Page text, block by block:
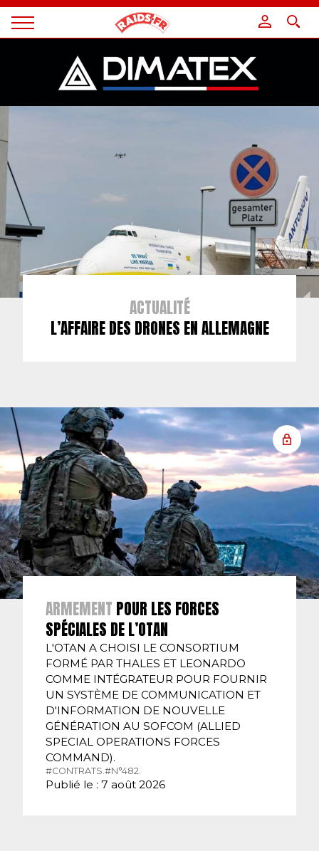
Magazine
ACTUALITÉ
L’AFFAIRE DES DRONES EN ALLEMAGNE
ARMEMENT POUR LES FORCES
SPÉCIALES DE L’OTAN
L'OTAN A CHOISI LE CONSORTIUM
FORMÉ PAR THALES ET LEONARDO
COMME INTÉGRATEUR POUR FOURNIR
UN SYSTÈME DE COMMUNICATION ET
D'INFORMATION DE NOUVELLE
GÉNÉRATION AU SOFCOM (ALLIED
SPECIAL OPERATIONS FORCES
COMMAND).
#CONTRATS. #N°482.
Publié le : 7 août 2026
Panneau de gestion des cookies